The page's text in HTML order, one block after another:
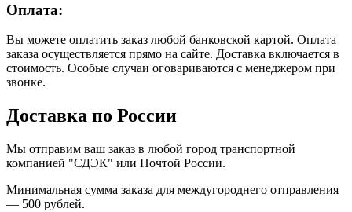
Оплата:
Вы можете оплатить заказ любой банковской картой. Оплата
заказа осуществляется прямо на сайте. Доставка включается в
стоимость. Особые случаи оговариваются с менеджером при
звонке.
Доставка по России
Мы отправим ваш заказ в любой город транспортной
компанией "СДЭК" или Почтой России.
Минимальная сумма заказа для междугороднего отправления
— 500 рублей.